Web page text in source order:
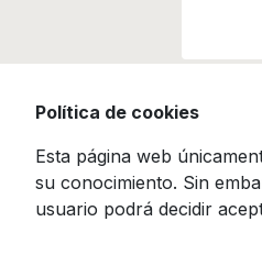
Política de cookies
Esta página web
su conocimiento. Sin
usuario podrá decidir